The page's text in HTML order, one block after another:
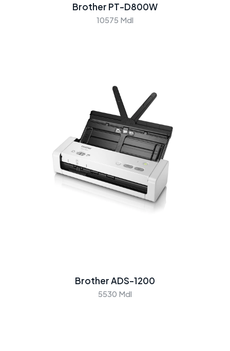
Brother PT-D800W
10575 Mdl
Brother ADS-1200
5530 Mdl